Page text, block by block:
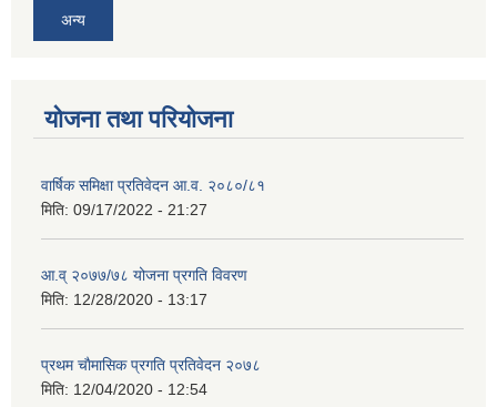
अन्य
योजना तथा परियोजना
वार्षिक समिक्षा प्रतिवेदन आ.व. २०८०/८१
मिति: 09/17/2022 - 21:27
आ.व् २०७७/७८ योजना प्रगति विवरण
मिति: 12/28/2020 - 13:17
प्रथम चाैमासिक प्रगति प्रतिवेदन २०७८
मिति: 12/04/2020 - 12:54